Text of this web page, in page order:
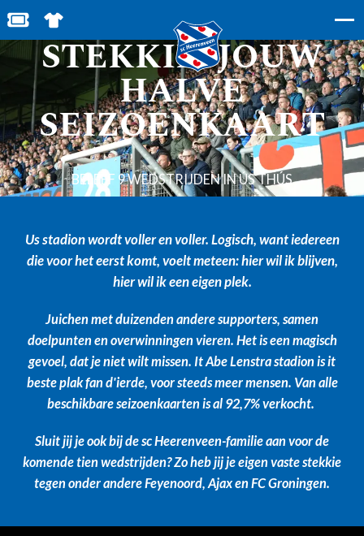
BESTEL JOUW TICKETS
SHOP IN DE FEANSTORE
DYN FÊSTE
STEKKIE: JOUW
HALVE
SEIZOENKAART
BELEEF 9 WEDSTRIJDEN IN ÚS THÚS
Us stadion wordt voller en voller. Logisch, want iedereen
die voor het eerst komt, voelt meteen: hier wil ik blijven,
hier wil ik een eigen plek.
Juichen met duizenden andere supporters, samen
doelpunten en overwinningen vieren. Het is een magisch
gevoel, dat je niet wilt missen. It Abe Lenstra stadion is it
beste plak fan d'ierde, voor steeds meer mensen. Van alle
beschikbare seizoenkaarten is al 92,7% verkocht.
Sluit jij je ook bij de sc Heerenveen-familie aan voor de
komende tien wedstrijden? Zo heb jij je eigen vaste stekkie
tegen onder andere Feyenoord, Ajax en FC Groningen.